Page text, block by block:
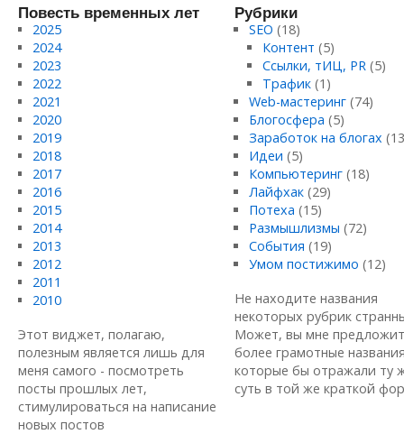
Повесть временных лет
2025
2024
2023
2022
2021
2020
2019
2018
2017
2016
2015
2014
2013
2012
2011
2010
Этот виджет, полагаю,
полезным является лишь для
меня самого - посмотреть
посты прошлых лет,
стимулироваться на написание
новых постов
Рубрики
SEO (18)
Контент (5)
Ссылки, тИЦ, PR (5)
Трафик (1)
Web-мастеринг(74)
Блогосфера (5)
Заработок на блогах
Идеи (5)
Компьютеринг(18)
Лайфхак(29)
Потеха (15)
Размышлизмы (72)
События (19)
Умом постижимо (12)
Не находите названия
некоторых рубрик
Может, вы мне
более грамотные
которые бы отражали ту
суть в той же краткой